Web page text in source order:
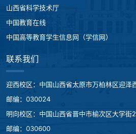
山西省科学技术厅
中国教育在线
中国高等教育学生信息网（学信网）
联系我们
迎西校区：中国山西省太原市万柏林区迎泽
邮编：030024
明向校区：中国山西省晋中市榆次区大学街
邮编：030600